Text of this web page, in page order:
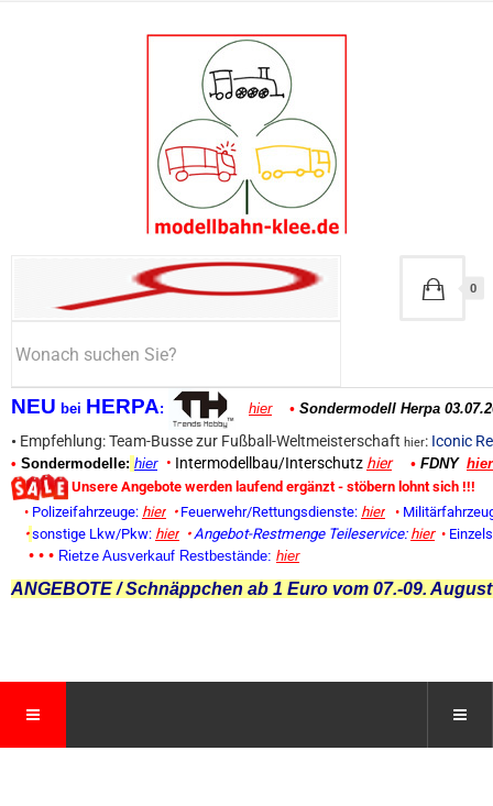
NEU bei HERPA: hier • Sondermodell Herpa
• Empfehlung: Team-Busse zur Fußball-Weltmeisterschaft hier: Iconic
• Sondermodelle: hier • Intermodellbau/Interschutz hier • FDNY hier
Unsere Angebote werden laufend ergänzt - stöbern lohnt sich !!!
• Polizeifahrzeuge: hier • Feuerwehr/Rettungsdienste: hier •
• sonstige Lkw/Pkw: hier • Angebot-Restmenge Teileservice: hier •
• • • Rietze Ausverkauf Restbestände: hier
ANGEBOTE / Schnäppchen ab 1 Euro vom 07.-09.
0